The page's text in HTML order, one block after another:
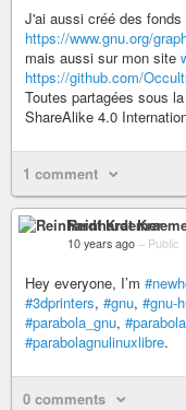
J'ai aussi créé des
https://www.gnu.org/
mais aussi sur mon site
https://github.com/
Toutes partagées sous
ShareAlike 4.0
1 comment
Reinhardt
10 years ago – Public
Hey everyone, I’m
#3dprinters, #gnu, #gnu-
#parabola_gnu,
#parabolagnulinuxlibre.
0 comments